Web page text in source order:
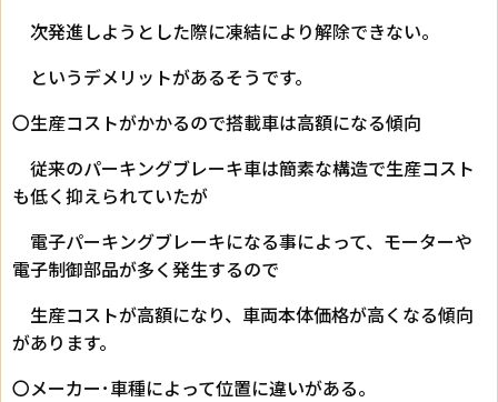
次発進しようとした際に凍結により解除できない。
というデメリットがあるそうです。
〇生産コストがかかるので搭載車は高額になる傾向
従来のパーキングブレーキ車は簡素な構造で生産コスト
も低く抑えられていたが
電子パーキングブレーキになる事によって、モーターや
電子制御部品が多く発生するので
生産コストが高額になり、車両本体価格が高くなる傾向
があります。
〇メーカー･車種によって位置に違いがある。